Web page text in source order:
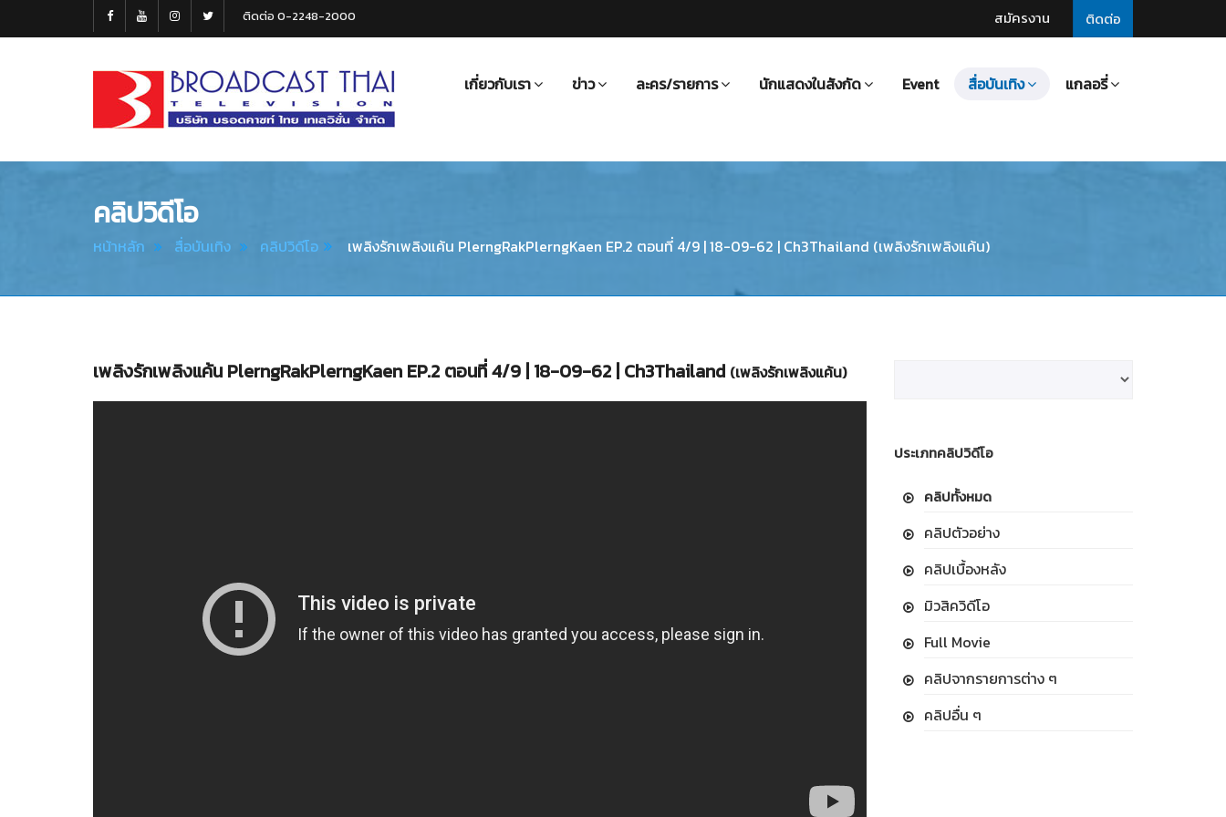
ติดต่อ
สมัครงาน
ติดต่อ 0-2248-2000
Thai
เกี่ยวกับเรา ข่าว ละคร/รายการ นักแสดงในสังกัด Event สื่อบันเทิง แกลอรี่
คลิปวิดีโอ
หน้าหลัก สื่อบันเทิง คลิปวิดีโอ เพลิงรักเพลิงแค้น PlerngRakPlerngKaen EP.2 ตอนที่ 4/9 | 18-09-62 | Ch3Thailand (เพลิงรักเพลิงแค้น)
เพลิงรักเพลิงแค้น PlerngRakPlerngKaen EP.2 ตอนที่ 4/9 | 18-09-62 | Ch3Thailand (เพลิงรักเพลิงแค้น)
ประเภทคลิปวิดีโอ
คลิปทั้งหมด
คลิปตัวอย่าง
คลิปเบื้องหลัง
มิวสิควิดีโอ
Full Movie
คลิปจากรายการต่าง ๆ
คลิปอื่น ๆ